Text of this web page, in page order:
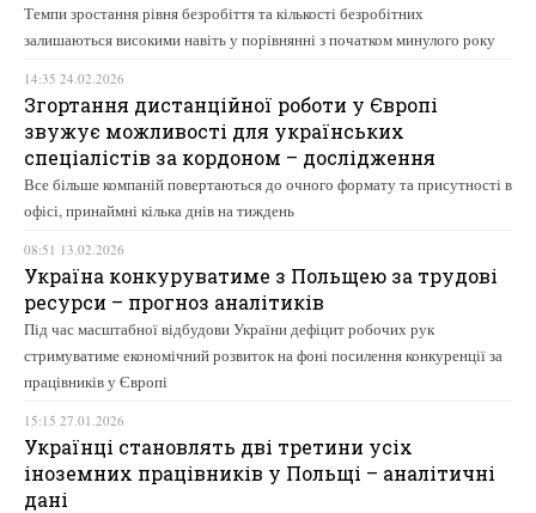
Темпи зростання рівня безробіття та кількості безробітних
залишаються високими навіть у порівнянні з початком минулого року
14:35 24.02.2026
Згортання дистанційної роботи у Європі
звужує можливості для українських
спеціалістів за кордоном – дослідження
Все більше компаній повертаються до очного формату та присутності в
офісі, принаймні кілька днів на тиждень
08:51 13.02.2026
Україна конкуруватиме з Польщею за трудові
ресурси – прогноз аналітиків
Під час масштабної відбудови України дефіцит робочих рук
стримуватиме економічний розвиток на фоні посилення конкуренції за
працівників у Європі
15:15 27.01.2026
Українці становлять дві третини усіх
іноземних працівників у Польщі – аналітичні
дані